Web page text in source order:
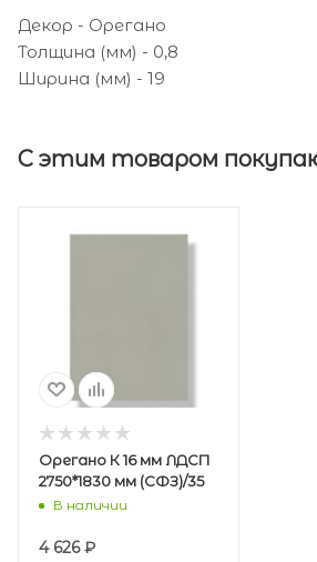
Декор - Орегано
Толщина (мм) - 0,8
Ширина (мм) - 19
С этим товаром
Орегано К 16 мм ЛДСП
2750*1830 мм (СФЗ)/35
В наличии
4 626₽